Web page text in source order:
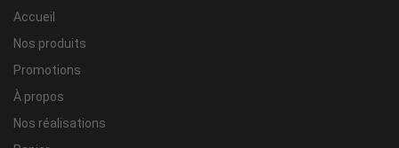
Accueil
Nos produits
Promotions
À propos
Nos réalisations